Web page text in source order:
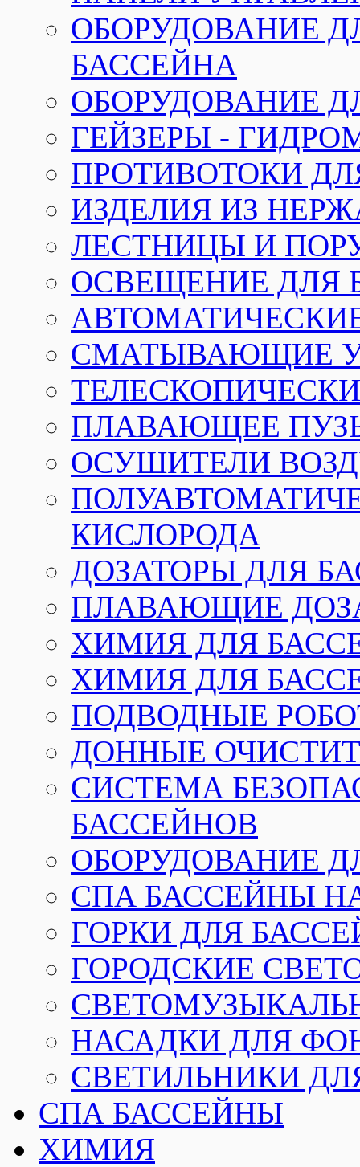
ОБОРУДОВАНИЕ
БАССЕЙНА
ОБОРУДОВАНИЕ
ГЕЙЗЕРЫ -
ПРОТИВОТОКИ
ИЗДЕЛИЯ ИЗ
ЛЕСТНИЦЫ И
ОСВЕЩЕНИЕ ДЛЯ
СМАТЫВАЮЩИЕ
ПЛАВАЮЩЕЕ
ОСУШИТЕЛИ
КИСЛОРОДА
ДОЗАТОРЫ ДЛЯ
ПЛАВАЮЩИЕ
ХИМИЯ ДЛЯ
ХИМИЯ ДЛЯ
ПОДВОДНЫЕ
ДОННЫЕ
СИСТЕМА
БАССЕЙНОВ
ОБОРУДОВАНИЕ
СПА БАССЕЙНЫ
ГОРКИ ДЛЯ
ГОРОДСКИЕ
НАСАДКИ ДЛЯ
СВЕТИЛЬНИКИ
СПА БАССЕЙНЫ
ХИМИЯ